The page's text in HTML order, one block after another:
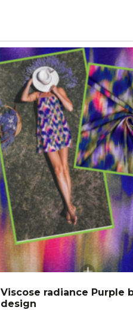
Viscose radiance Purple
design